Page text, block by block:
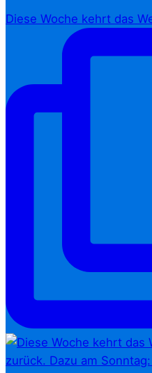
Diese Woche kehrt das